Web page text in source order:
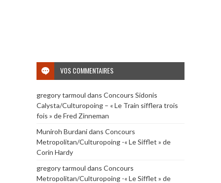
VOS COMMENTAIRES
gregory tarmoul dans Concours Sidonis
Calysta/Culturopoing – « Le Train sifflera trois
fois » de Fred Zinneman
Muniroh Burdanidans Concours
Metropolitan/Culturopoing -« Le Sifflet » de
Corin Hardy
gregory tarmoul dans Concours
Metropolitan/Culturopoing -« Le Sifflet » de